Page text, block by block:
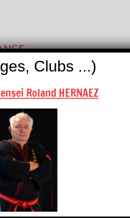
Nihon
Taï
Jitsu
Self
Défense
NOUS CONTACTER
Clubs ...)
Roland HERNAEZ